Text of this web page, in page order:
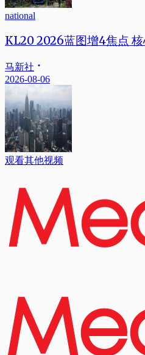
national
KL20 2026蓝图增4焦点
马新社
2026-08-06
观看其他视频